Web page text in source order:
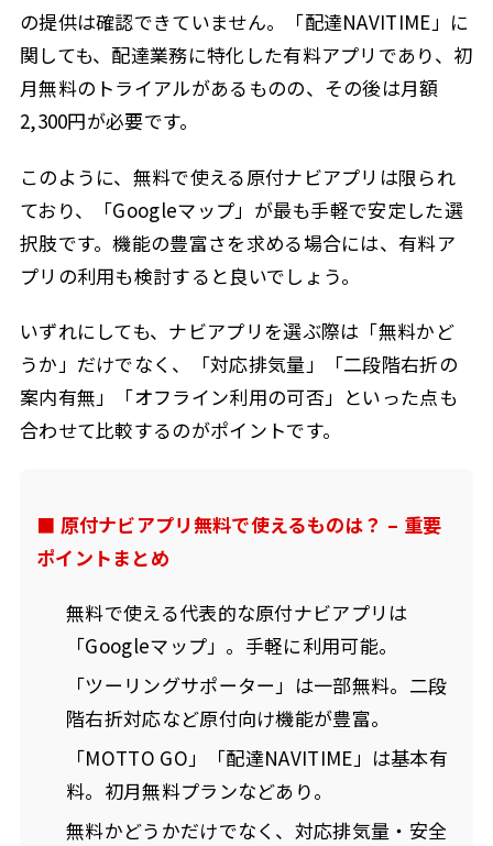
の提供は確認できていません。「配達NAVITIME」に
関しても、配達業務に特化した有料アプリであり、初
月無料のトライアルがあるものの、その後は月額
2,300円が必要です。
このように、無料で使える原付ナビアプリは限られ
ており、「Googleマップ」が最も手軽で安定した選
択肢です。機能の豊富さを求める場合には、有料ア
プリの利用も検討すると良いでしょう。
いずれにしても、ナビアプリを選ぶ際は「無料かど
うか」だけでなく、「対応排気量」「二段階右折の
案内有無」「オフライン利用の可否」といった点も
合わせて比較するのがポイントです。
■ 原付ナビアプリ無料で使えるものは？ – 重要
ポイントまとめ
無料で使える代表的な原付ナビアプリは
「Googleマップ」。手軽に利用可能。
「ツーリングサポーター」は一部無料。二段
階右折対応など原付向け機能が豊富。
「MOTTO GO」「配達NAVITIME」は基本有
料。初月無料プランなどあり。
無料かどうかだけでなく、対応排気量・安全